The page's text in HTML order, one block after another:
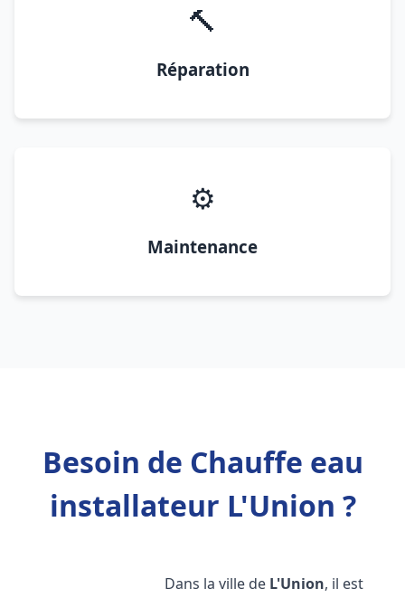
🔨
Réparation
⚙️
Maintenance
Besoin de Chauffe eau
installateur L'Union ?
Dans la ville de L'Union, il est